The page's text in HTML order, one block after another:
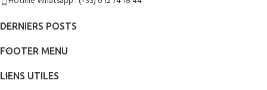
DERNIERS POSTS
FOOTER MENU
LIENS UTILES